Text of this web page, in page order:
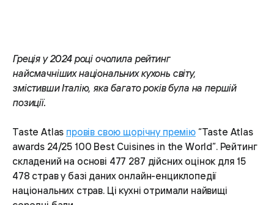
Греція у 2024 році очолила рейтинг
найсмачніших національних кухонь світу,
змістивши Італію, яка багато років була на першій
позиції.
Taste Atlas провів свою щорічну премію“Taste Atlas
awards 24/25 100 Best Cuisines in the World”. Рейтинг
складений на основі 477 287 дійсних оцінок для 15
478 страв у базі даних онлайн-енциклопедії
національних страв. Ці кухні отримали найвищі